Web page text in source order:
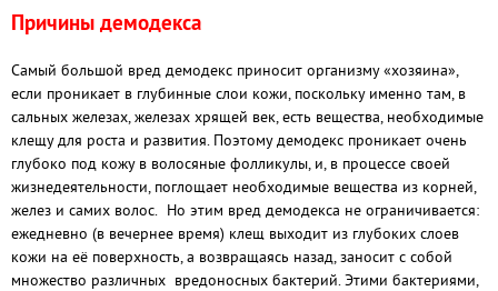
Причины демодекса
Самый большой вред демодекс приносит организму «хозяина»,
если проникает в глубинные слои кожи, поскольку именно там, в
сальных железах, железах хрящей век, есть вещества, необходимые
клещу для роста и развития. Поэтому демодекс проникает очень
глубоко под кожу в волосяные фолликулы, и, в процессе своей
жизнедеятельности, поглощает необходимые вещества из корней,
желез и самих волос. Но этим вред демодекса не ограничивается:
ежедневно (в вечернее время) клещ выходит из глубоких слоев
кожи на её поверхность, а возвращаясь назад, заносит с собой
множество различных вредоносных бактерий. Этими бактериями,